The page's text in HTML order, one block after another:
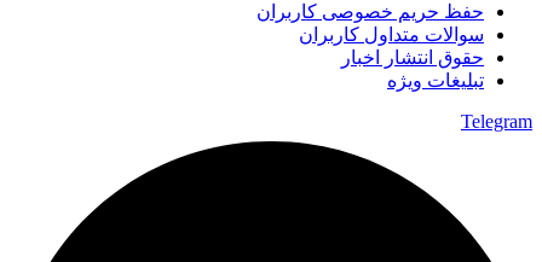
حفظ حریم خصوصی کاربران
سوالات متداول کاربران
حقوق انتشار اخبار
تبلیغات ویژه
Telegram